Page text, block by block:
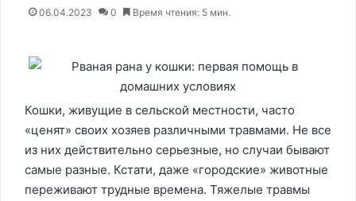
06.04.2023 0 Время чтения: 5 мин.
Кошки, живущие в сельской местности, часто
«ценят» своих хозяев различными травмами. Не все
из них действительно серьезные, но случаи бывают
самые разные. Кстати, даже «городские» животные
переживают трудные времена. Тяжелые травмы